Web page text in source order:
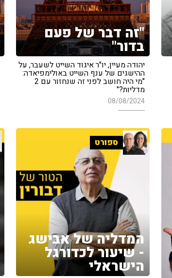
"זה דבר של פעם
בדור"
יהודה מעיין, יו"ר איגוד השייט לשעבר, על
ההישגים של ענף השייט באולימפיאדה:
"מי היה חושב לפני זה שנחזור עם 2
מדליות?"
08/08/2024
ספורט
המדליה של אבישג
- שיעור לכדורגל
הישראלי